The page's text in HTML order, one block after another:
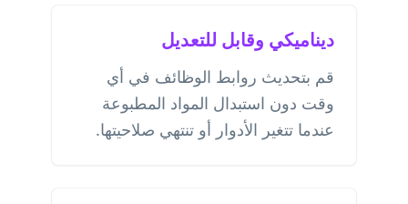
ديناميكي وقابل للتعديل
قم بتحديث روابط الوظائف في أي
وقت دون استبدال المواد المطبوعة
عندما تتغير الأدوار أو تنتهي صلاحيتها.